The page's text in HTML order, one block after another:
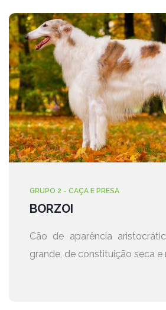
GRUPO 2 - CAÇA E PRESA
BORZOI
Cão de aparência
grande, de constituição seca e